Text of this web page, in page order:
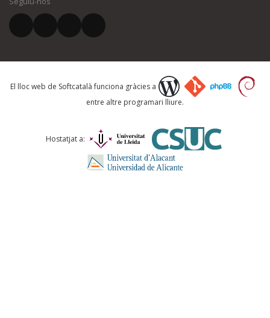
El vostre correu electrònic *
Què proposeu?
Comentari *
El lloc web de Softcatalà funciona gràcies a
entre altre programari lliure.
Hostatjat a: